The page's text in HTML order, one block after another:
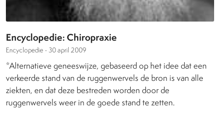
Encyclopedie: Chiropraxie
Encyclopedie - 30 april 2009
*Alternatieve geneeswijze, gebaseerd op het idee dat een
verkeerde stand van de ruggenwervels de bron is van alle
ziekten, en dat deze bestreden worden door de
ruggenwervels weer in de goede stand te zetten.